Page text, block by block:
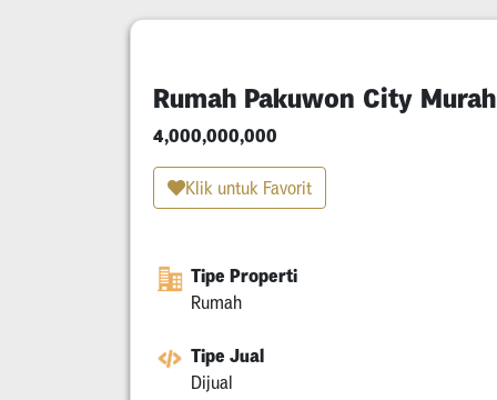
Rumah Pakuwon City Murah
4,000,000,000
Klik untuk Favorit
Tipe Properti
Rumah
Tipe Jual
Dijual